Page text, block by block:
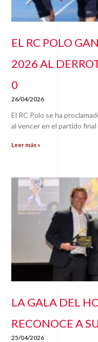
EL RC POLO
2026 AL
0
26/04/2026
El RC Polo se ha
al vencer en el partido
Leer más »
LA GALA DEL
RECONOCE A
25/04/2026